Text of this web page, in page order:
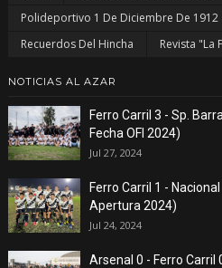
Polideportivo 1 De Diciembre De 1912
Recuerdos Del Hincha
Revista "La
NOTICIAS AL AZAR
Ferro Carril 3 - Sp.
Fecha OFI 2024)
Jul 27, 2024
Ferro Carril 1 -
Apertura 2024)
Jul 24, 2024
Arsenal 0 - Ferro Carril